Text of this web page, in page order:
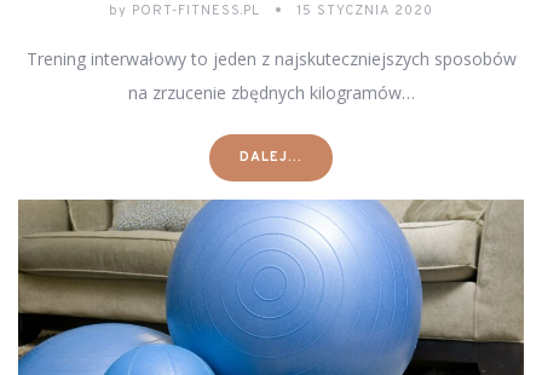
by PORT-FITNESS.PL 15 STYCZNIA 2020
Trening interwałowy to jeden z najskuteczniejszych sposobów
na zrzucenie zbędnych kilogramów…
DALEJ...